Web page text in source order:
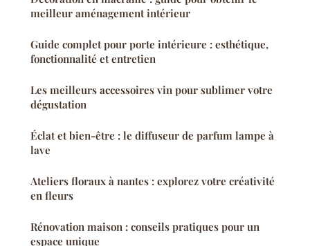
meilleur aménagement intérieur
Guide complet pour porte intérieure : esthétique,
fonctionnalité et entretien
Les meilleurs accessoires vin pour sublimer votre
dégustation
Éclat et bien-être : le diffuseur de parfum lampe à
lave
Ateliers floraux à nantes : explorez votre créativité
en fleurs
Rénovation maison : conseils pratiques pour un
espace unique